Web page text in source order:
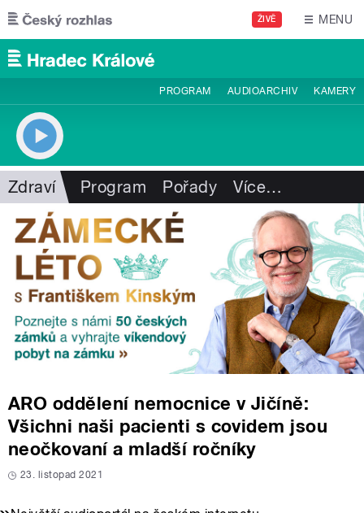
Přejít k hlavnímu obsahu
ŽIVĚ MENU
PROGRAM AUDIOARCHIV KAMERY
Zdraví Program Pořady Více…
ARO oddělení nemocnice v Jičíně:
Všichni naši pacienti s covidem jsou
neočkovaní a mladší ročníky
23. listopad 2021